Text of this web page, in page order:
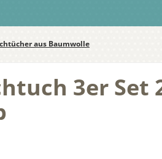
aus Baumwolle
3er